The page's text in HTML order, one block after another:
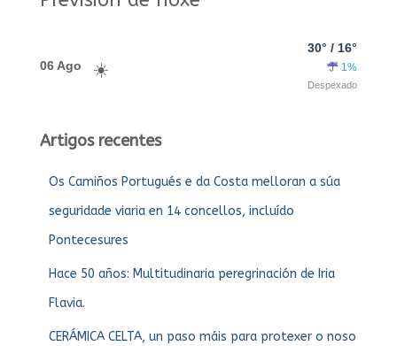
06 Ago
30° / 16°
1%
Despexado
Artigos recentes
Os Camiños Portugués e da Costa melloran a súa
seguridade viaria en 14 concellos, incluído
Pontecesures
Hace 50 años: Multitudinaria peregrinación de Iria
Flavia.
CERÁMICA CELTA, un paso máis para protexer o noso